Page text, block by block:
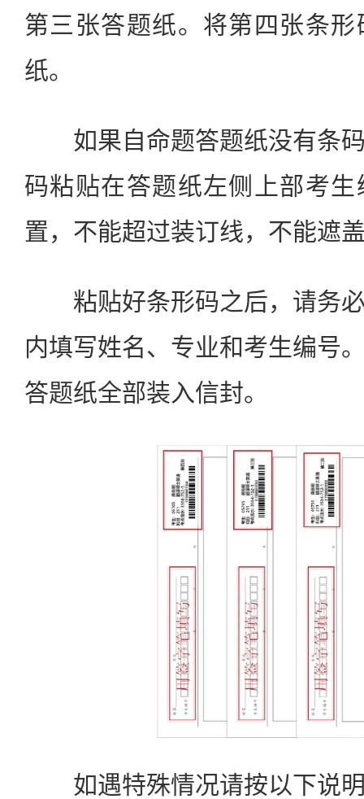
第三张答题纸。将第四张条
纸。
如果自命题答题纸没有条码
码粘贴在答题纸左侧上部考
置，不能超过装订线，不能遮
粘贴好条形码之后，请务必
内填写姓名、专业和考生编号
答题纸全部装入信封。
如遇特殊情况请按以下说明